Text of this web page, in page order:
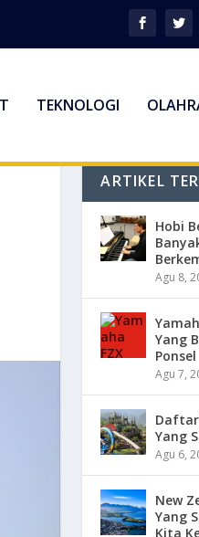
TEKNOLOGI
ARTIKEL
Hobi
Agu 8,
Yang
Ponsel
Agu 7,
Yang
Agu 6,
New
Yang
Kita